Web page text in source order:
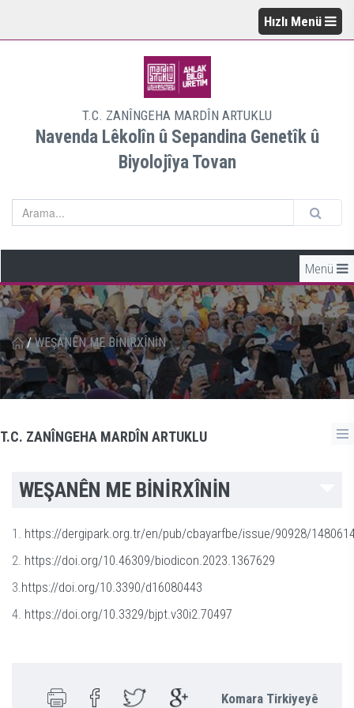
Hızlı Menü
T.C. ZANÎNGEHA MARDÎN ARTUKLU
Navenda Lêkolîn û Sepandina Genetîk û
Biyolojîya Tovan
Menü
/ WEŞANÊN ME BİNİRXÎNİN
T.C. ZANÎNGEHA MARDÎN ARTUKLU
WEŞANÊN ME BİNİRXÎNİN
1. https://dergipark.org.tr/en/pub/cbayarfbe/issue/90928/
2. https://doi.org/10.46309/biodicon.2023.1367629
3.https://doi.org/10.3390/d16080443
4. https://doi.org/10.3329/bjpt.v30i2.70497
Komara Tirkiyeyê